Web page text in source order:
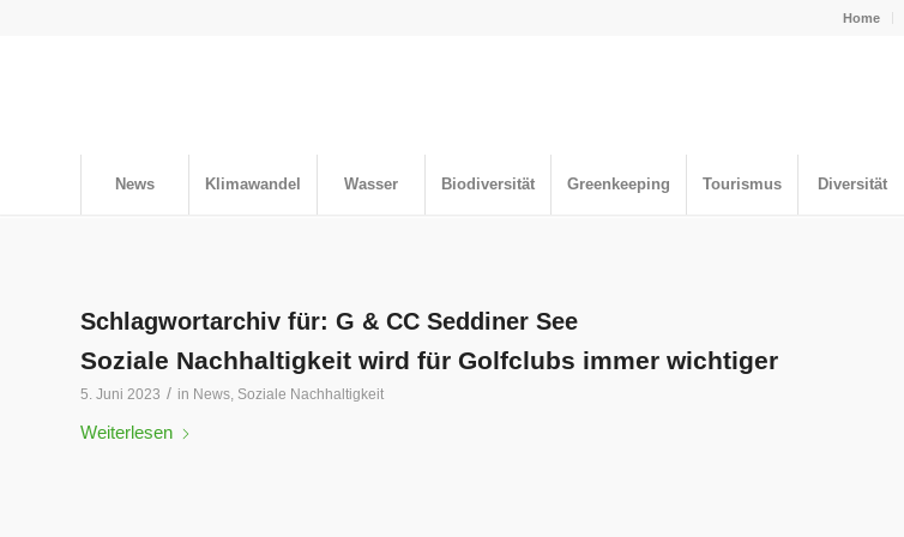
Home
News Klimawandel Wasser Biodiversität Greenkeeping Tourismus Diversität
Schlagwortarchiv für: G & CC Seddiner See
Soziale Nachhaltigkeit wird für Golfclubs immer wichtiger
5. Juni 2023 / in News, Soziale Nachhaltigkeit
Weiterlesen